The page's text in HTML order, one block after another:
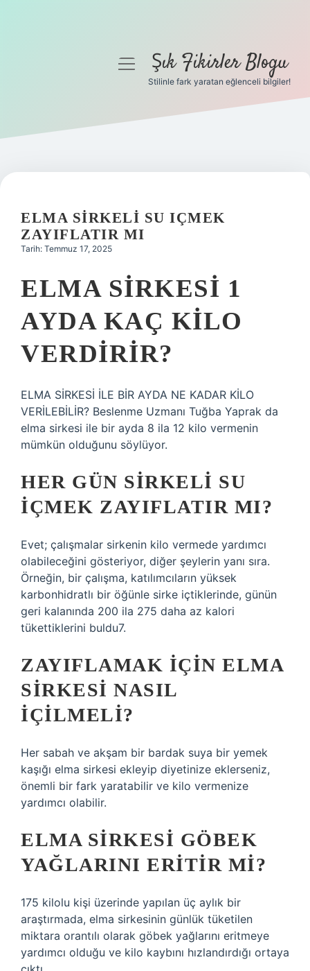
Gizlilik Politikası
Yasal Uyarı
menüyüŞık Fikirler Blogu
Stilinle fark yaratan eğlenceli bilgiler!
ELMA SIRKELI SU IÇMEK
ZAYIFLATIR MI
Tarih: Temmuz 17, 2025
ELMA SIRKESI 1
AYDA KAÇ KILO
VERDIRIR?
ELMA SİRKESİ İLE BİR AYDA NE KADAR KİLO
VERİLEBİLİR? Beslenme Uzmanı Tuğba Yaprak da
elma sirkesi ile bir ayda 8 ila 12 kilo vermenin
mümkün olduğunu söylüyor.
HER GÜN SIRKELI SU
IÇMEK ZAYIFLATIR MI?
Evet; çalışmalar sirkenin kilo vermede yardımcı
olabileceğini gösteriyor, diğer şeylerin yanı sıra.
Örneğin, bir çalışma, katılımcıların yüksek
karbonhidratlı bir öğünle sirke içtiklerinde, günün
geri kalanında 200 ila 275 daha az kalori
tükettiklerini buldu7.
ZAYIFLAMAK IÇIN ELMA
SIRKESI NASIL
IÇILMELI?
Her sabah ve akşam bir bardak suya bir yemek
kaşığı elma sirkesi ekleyip diyetinize eklerseniz,
önemli bir fark yaratabilir ve kilo vermenize
yardımcı olabilir.
ELMA SIRKESI GÖBEK
YAĞLARINI ERITIR MI?
175 kilolu kişi üzerinde yapılan üç aylık bir
araştırmada, elma sirkesinin günlük tüketilen
miktara orantılı olarak göbek yağlarını eritmeye
yardımcı olduğu ve kilo kaybını hızlandırdığı ortaya